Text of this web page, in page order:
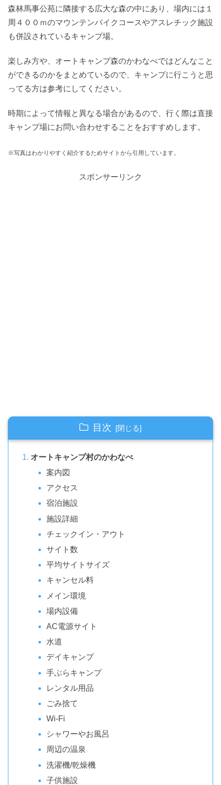
森林馬事公苑に隣接する広大な森の中にあり、場内には１
周４００ｍのマウンテンバイクコースやアスレチック施設
も併設されているキャンプ場。
楽しみ方や、オートキャンプ森のかわなべではどんなこと
ができるのかをまとめているので、キャンプに行こうと思
ってる方は参考にしてください。
時期によって情報と異なる場合があるので、行く際は直接
キャンプ場にお問い合わせすることをおすすめします。
※写真はわかりやすく紹介するためサイトから引用しています。
スポンサーリンク
目次
オートキャンプ村のかわなべ
案内図
アクセス
宿泊施設
施設詳細
チェックイン・アウト
サイト数
平均サイトサイズ
キャンセル料
メイン環境
場内設備
AC電源サイト
水道
デイキャンプ
手ぶらキャンプ
レンタル用品
ごみ捨て
Wi-Fi
シャワーやお風呂
周辺の温泉
洗濯機/乾燥機
子供施設